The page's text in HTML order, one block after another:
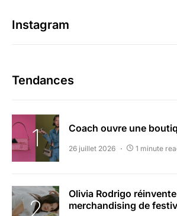
Instagram
Tendances
Coach ouvre une
26 juillet 2026 1 minute
Olivia Rodrigo
merchandising de